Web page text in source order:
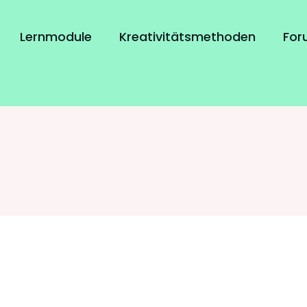
Lernmodule Kreativitätsmethoden